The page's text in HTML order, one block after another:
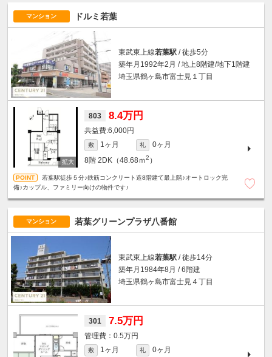
マンション ドルミ若葉
東武東上線若葉駅 / 徒歩5分
築年月1992年2月 / 地上8階建/地下1階建
埼玉県鶴ヶ島市富士見１丁目
803 8.4万円
6,000円
敷 1ヶ月 礼
0ヶ月
8階 2DK（48.68ｍ2 ）
若葉駅徒歩５分♪鉄筋コンクリート造8階建て最上階♪オートロック完
備♪カップル、ファミリー向けの物件です♪
マンション 若葉グリーンプラザ八番館
東武東上線若葉駅 / 徒歩14分
築年月1984年8月 / 6階建
埼玉県鶴ヶ島市富士見４丁目
301 7.5万円
0.5万円
敷 1ヶ月 礼
0ヶ月